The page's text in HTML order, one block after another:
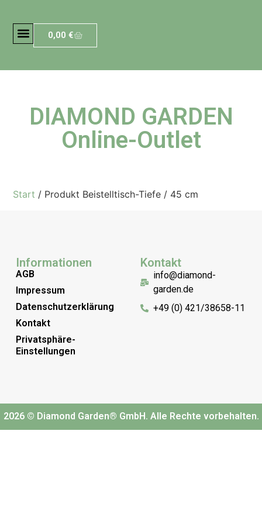
0,00€
DIAMOND GARDEN
Online-Outlet
Start / Produkt Beistelltisch-Tiefe / 45 cm
Informationen
AGB
Impressum
Datenschutzerklärung
Kontakt
Privatsphäre-
Einstellungen
Kontakt
info@diamond-
garden.de
+49 (0) 421/38658-11
2026 © Diamond Garden® GmbH. Alle Rechte vorbehalten.